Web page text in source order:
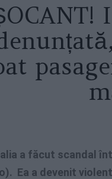
a făcut scandal
Ea a devenit